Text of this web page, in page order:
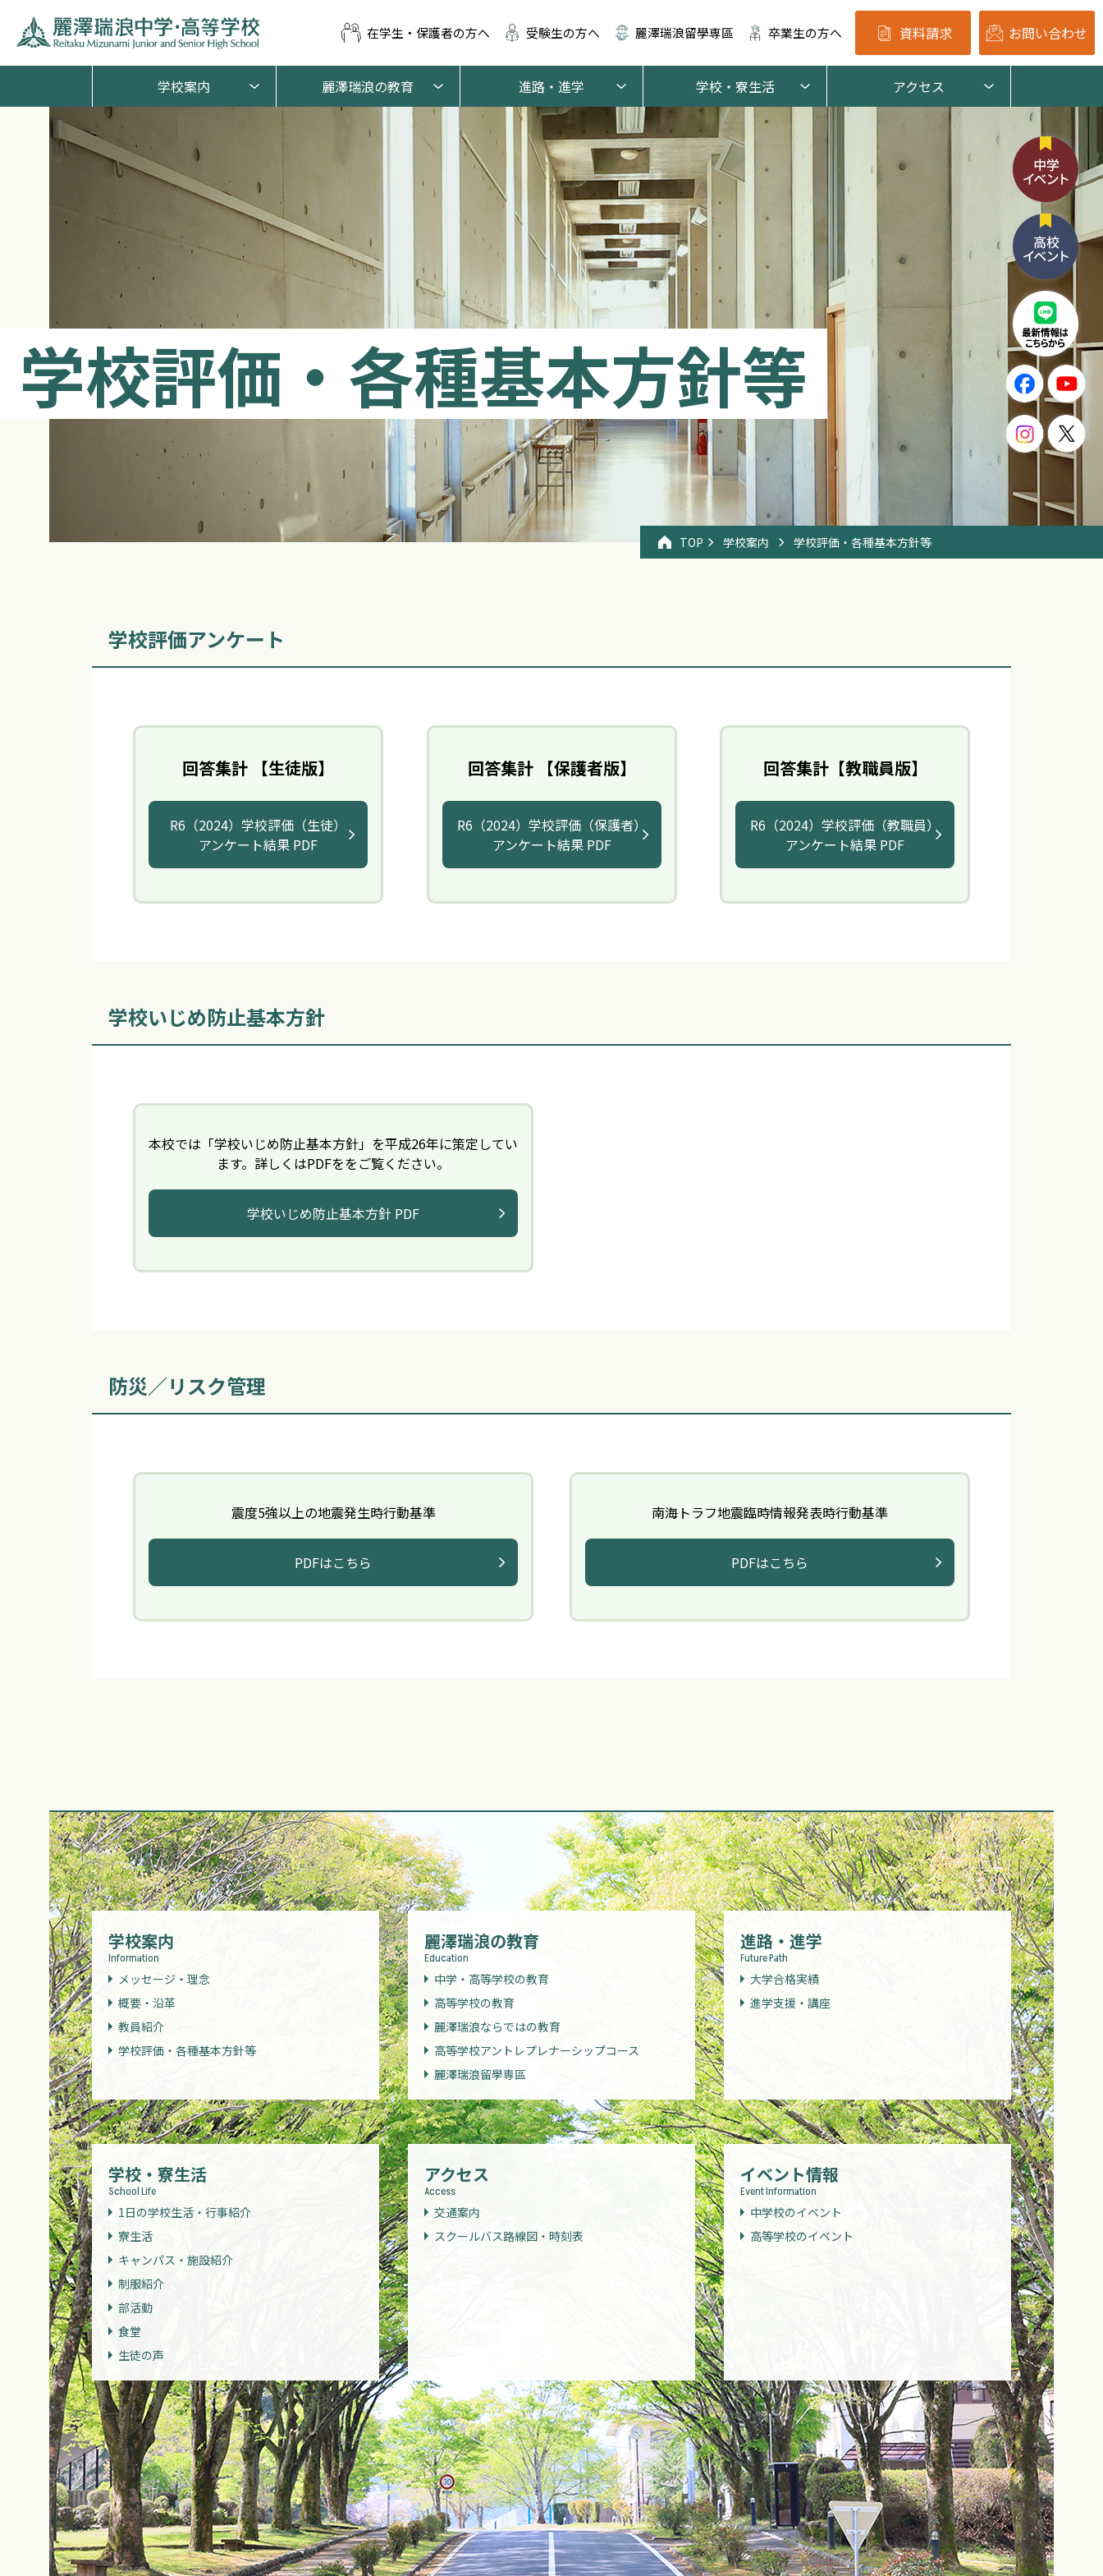
在学生・保護者の方へ 受験生の方へ 麗澤瑞浪留學専區 卒業生の方へ 資料請求 お問い合わせ
学校案内 麗澤瑞浪の教育 進路・進学 学校・寮生活 アクセス
学校評価・各種基本方針等
TOP 学校案内 学校評価・各種基本方針等
学校評価アンケート
回答集計 【生徒版】
R6（2024）学校評価（生徒）
アンケート結果 PDF
回答集計 【保護者版】
R6（2024）学校評価（保護者）
アンケート結果 PDF
回答集計【教職員版】
R6（2024）学校評価（教職員）
アンケート結果 PDF
学校いじめ防止基本方針
本校では「学校いじめ防止基本方針」を平成26年に策定してい
ます。詳しくはPDFををご覧ください。
学校いじめ防止基本方針 PDF
防災／リスク管理
震度5強以上の地震発生時行動基準
PDFはこちら
南海トラフ地震臨時情報発表時行動基準
PDFはこちら
学校案内
Information
メッセージ・理念
概要・沿革
教員紹介
学校評価・各種基本方針等
麗澤瑞浪の教育
Education
中学・高等学校の教育
高等学校の教育
麗澤瑞浪ならではの教育
高等学校アントレプレナーシップコース
麗澤瑞浪留學専區
進路・進学
Future Path
大学合格実績
進学支援・講座
学校・寮生活
School Life
1日の学校生活・行事紹介
寮生活
キャンパス・施設紹介
制服紹介
部活動
食堂
生徒の声
アクセス
Access
交通案内
スクールバス路線図・時刻表
イベント情報
Event Information
中学校のイベント
高等学校のイベント